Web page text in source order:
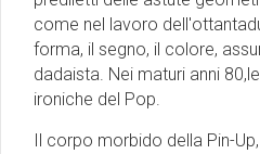
come nel lavoro
forma, il segno, il colore,
dadaista. Nei maturi anni
ironiche del Pop.
Il corpo morbido della Pin-